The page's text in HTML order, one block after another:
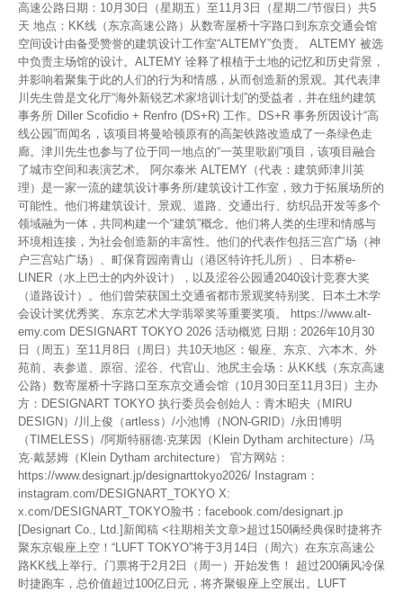
高速公路日期：10月30日（星期五）至11月3日（星期二/节假日）共5
天 地点：KK线（东京高速公路）从数寄屋桥十字路口到东京交通会馆
空间设计由备受赞誉的建筑设计工作室“ALTEMY”负责。 ALTEMY 被选
中负责主场馆的设计。ALTEMY 诠释了根植于土地的记忆和历史背景，
并影响着聚集于此的人们的行为和情感，从而创造新的景观。其代表津
川先生曾是文化厅“海外新锐艺术家培训计划”的受益者，并在纽约建筑
事务所 Diller Scofidio + Renfro (DS+R) 工作。DS+R 事务所因设计“高
线公园”而闻名，该项目将曼哈顿原有的高架铁路改造成了一条绿色走
廊。津川先生也参与了位于同一地点的“一英里歌剧”项目，该项目融合
了城市空间和表演艺术。 阿尔泰米 ALTEMY（代表：建筑师津川英
理）是一家一流的建筑设计事务所/建筑设计工作室，致力于拓展场所的
可能性。他们将建筑设计、景观、道路、交通出行、纺织品开发等多个
领域融为一体，共同构建一个“建筑”概念。他们将人类的生理和情感与
环境相连接，为社会创造新的丰富性。他们的代表作包括三宫广场（神
户三宫站广场）、町保育园南青山（港区特许托儿所）、日本桥e-
LINER（水上巴士的内外设计），以及涩谷公园通2040设计竞赛大奖
（道路设计）。他们曾荣获国土交通省都市景观奖特别奖、日本土木学
会设计奖优秀奖、东京艺术大学翡翠奖等重要奖项。 https://www.alt-
emy.com DESIGNART TOKYO 2026 活动概览 日期：2026年10月30
日（周五）至11月8日（周日）共10天地区：银座、东京、六本木、外
苑前、表参道、原宿、涩谷、代官山、池尻主会场：从KK线（东京高速
公路）数寄屋桥十字路口至东京交通会馆（10月30日至11月3日）主办
方：DESIGNART TOKYO 执行委员会创始人：青木昭夫（MIRU
DESIGN）/川上俊（artless）/小池博（NON-GRID）/永田博明
（TIMELESS）/阿斯特丽德·克莱因（Klein Dytham architecture）/马
克·戴瑟姆（Klein Dytham architecture） 官方网站：
https://www.designart.jp/designarttokyo2026/ Instagram：
instagram.com/DESIGNART_TOKYO X:
x.com/DESIGNART_TOKYO脸书：facebook.com/designart.jp
[Designart Co., Ltd.]新闻稿 <往期相关文章>超过150辆经典保时捷将齐
聚东京银座上空！“LUFT TOKYO”将于3月14日（周六）在东京高速公
路KK线上举行。门票将于2月2日（周一）开始发售！ 超过200辆风冷保
时捷跑车，总价值超过100亿日元，将齐聚银座上空展出。LUFT